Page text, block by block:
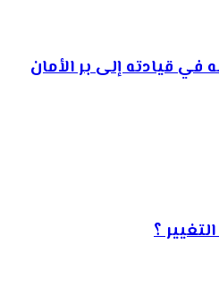
قيادته إلى بر الأمان
؟